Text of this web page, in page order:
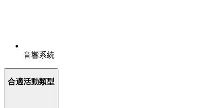
音響系統
合適活動類型